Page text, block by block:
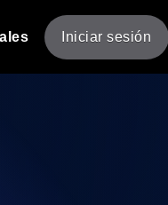
Iniciar sesión